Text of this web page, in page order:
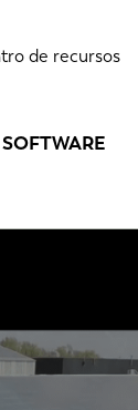
de recursos
SOFTWARE